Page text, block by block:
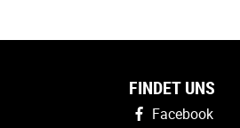
FINDET UNS
Facebook